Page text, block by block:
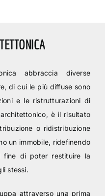
abbraccia diverse
di cui le più diffuse sono
e le ristrutturazioni di
è il risultato
o ridistribuzione
un immobile, ridefinendo
fine di poter restituire la
stessi.
attraverso una prima